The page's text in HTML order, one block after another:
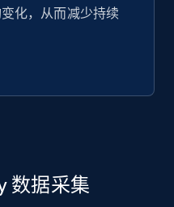
化，从而减少持续
数据采集